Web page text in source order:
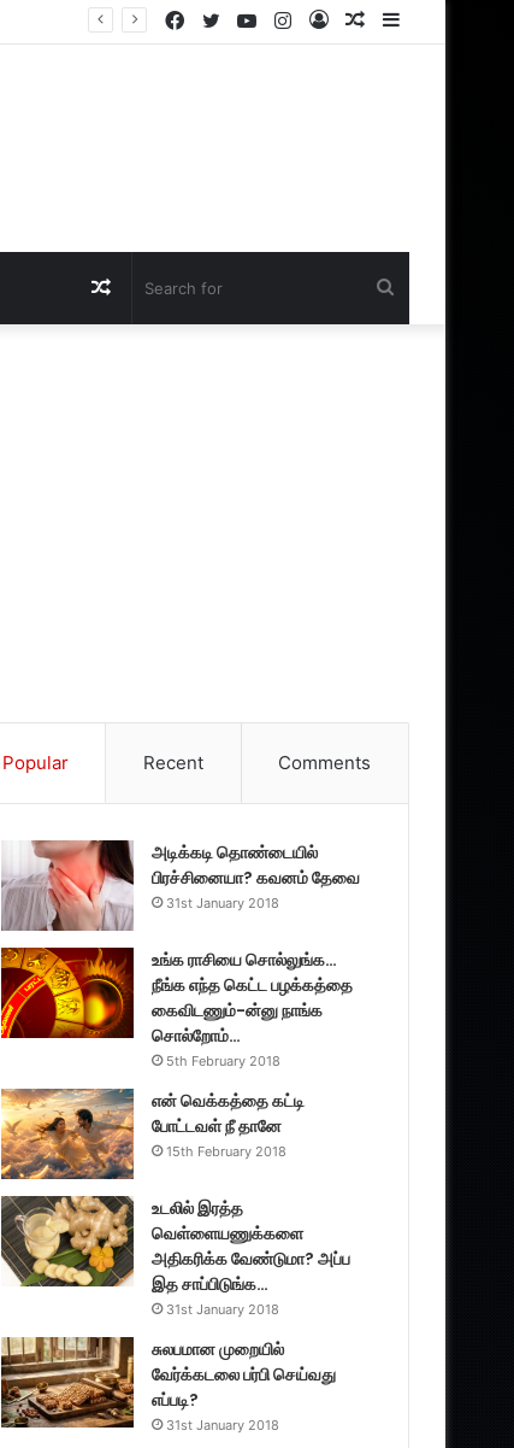
Sidebar
Random
Log
Instagram
YouTube
Twitter
Facebook
Random
Popular Recent Comments
அடிக்கடி தொண்டையில்
பிரச்சினையா? கவனம் தேவை
31st January 2018
உங்க ராசியை சொல்லுங்க…
நீங்க எந்த கெட்ட பழக்கத்தை
கைவிடணும்-ன்னு நாங்க
சொல்றோம்…
5th February 2018
என் வெக்கத்தை கட்டி
போட்டவள் நீ தானே
15th February 2018
உடலில் இரத்த
வெள்ளையணுக்களை
அதிகரிக்க வேண்டுமா? அப்ப
இத சாப்பிடுங்க…
31st January 2018
சுலபமான முறையில்
வேர்க்கடலை பர்பி செய்வது
எப்படி?
31st January 2018